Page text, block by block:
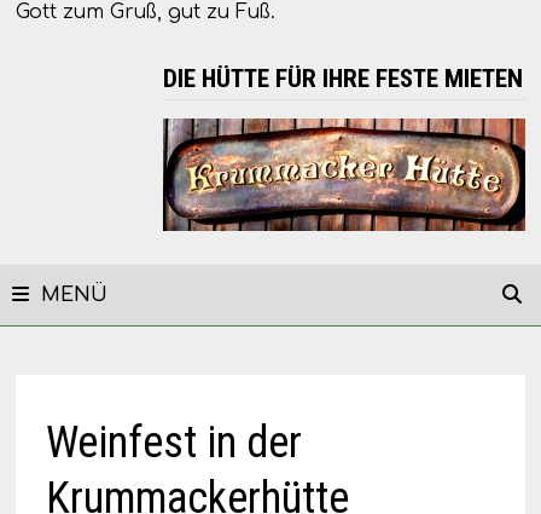
Gott zum Gruß, gut zu Fuß.
DIE HÜTTE FÜR IHRE FESTE MIETEN
MENÜ
Weinfest in der
Krummackerhütte